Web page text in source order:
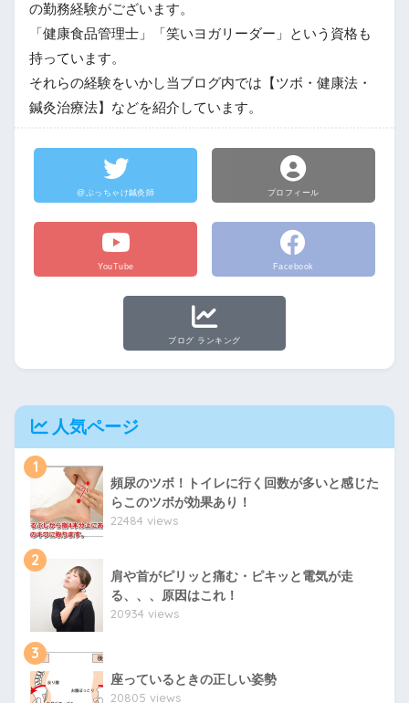
の勤務経験がございます。
「健康食品管理士」「笑いヨガリーダー」という資格も
持っています。
それらの経験をいかし当ブログ内では【ツボ・健康法・
鍼灸治療法】などを紹介しています。
@ぶっちゃけ鍼灸師 プロフィール
YouTube Facebook
ブログ ランキング
人気ページ
1
頻尿のツボ！トイレに行く回数が多いと感じた
らこのツボが効果あり！
22484 views
2
肩や首がピリッと痛む・ピキッと電気が走
る、、、原因はこれ！
20934 views
3
座っているときの正しい姿勢
20805 views